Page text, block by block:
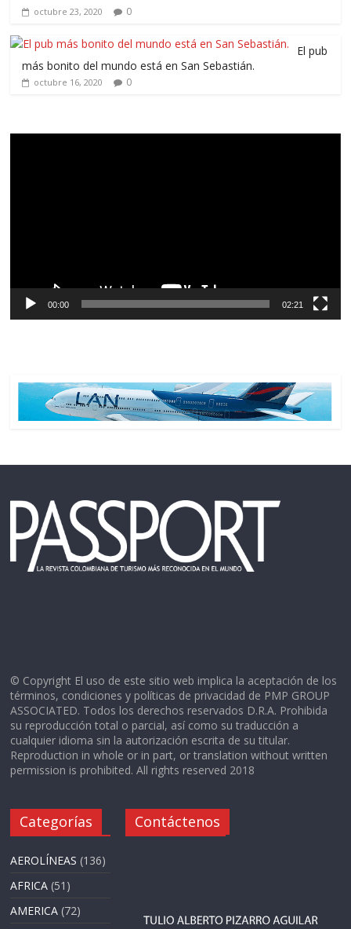
octubre 23, 2020 0
El pub
más bonito del mundo está en San Sebastián.
octubre 16, 2020 0
00:00 02:21
© Copyright El uso de este sitio web implica la aceptación de los
términos, condiciones y políticas de privacidad de PMP GROUP
ASSOCIATED. Todos los derechos reservados D.R.A. Prohibida
su reproducción total o parcial, así como su traducción a
cualquier idioma sin la autorización escrita de su titular.
Reproduction in whole or in part, or translation without written
permission is prohibited. All rights reserved 2018
Categorías
AEROLÍNEAS (136)
AFRICA (51)
AMERICA (72)
Contáctenos